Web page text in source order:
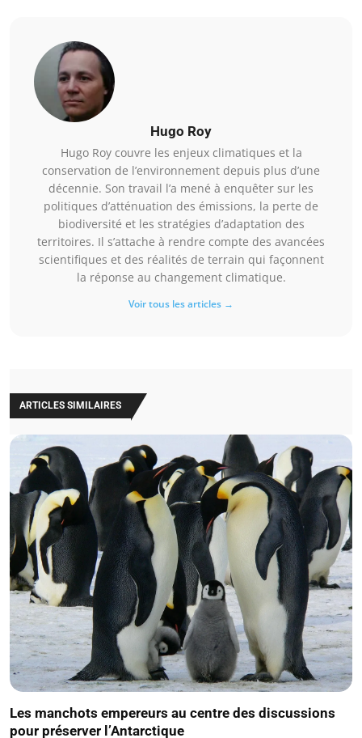
Hugo Roy
Hugo Roy couvre les enjeux climatiques et la
conservation de l’environnement depuis plus d’une
décennie. Son travail l’a mené à enquêter sur les
politiques d’atténuation des émissions, la perte de
biodiversité et les stratégies d’adaptation des
territoires. Il s’attache à rendre compte des avancées
scientifiques et des réalités de terrain qui façonnent
la réponse au changement climatique.
Voir tous les articles →
ARTICLES SIMILAIRES
Les manchots empereurs au centre des discussions
pour préserver l’Antarctique